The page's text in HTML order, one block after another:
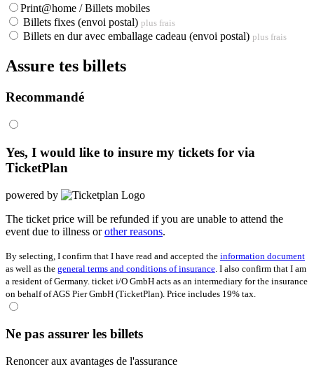
Print@home / Billets mobiles
Billets fixes (envoi postal) plus frais
Billets en dur avec emballage cadeau (envoi postal) plus frais
Assure tes billets
Recommandé
Yes, I would like to insure my tickets for via
TicketPlan
powered by
The ticket price will be refunded if you are unable to attend the
event due to illness orother reasons.
By selecting, I confirm that I have read and accepted the information document
as well as the general terms and conditions of insurance . I also confirm that I am
a resident of Germany. ticket i/O GmbH acts as an intermediary for the insurance
on behalf of AGS Pier GmbH (TicketPlan). Price includes 19% tax.
Ne pas assurer les billets
Renoncer aux avantages de l'assurance